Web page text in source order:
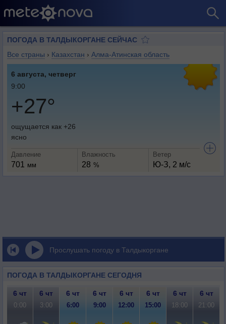
ПОГОДА В ТАЛДЫКОРГАНЕ СЕЙЧАС
Все страны › Казахстан › Алма-Атинская область
6 августа, четверг
9:00
+27°
ощущается как +26
ясно
Давление
701 мм
Влажность
28 %
Ветер
Ю-З, 2 м/с
Прослушать погоду в Талдыкоргане
ПОГОДА В ТАЛДЫКОРГАНЕ СЕГОДНЯ
6 чт 6 чт 6 чт 6 чт 6 чт 6 чт 6 чт 6 чт
0:00 3:00 6:00 9:00 12:00 15:00 18:00 21:00